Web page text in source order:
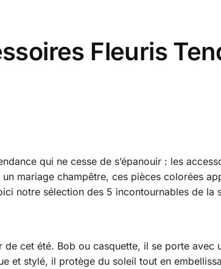
Fleuris
qui ne cesse de s’épanouir : les
mariage champêtre, ces pièces colorées
notre sélection des 5 incontournables de la
de cet été. Bob ou casquette, il se porte avec
et stylé, il protège du soleil tout en